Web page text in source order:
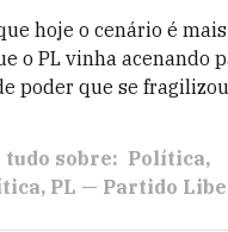
hoje o cenário é
o PL vinha acenando
poder que se
sobre: Política
PL — Partido